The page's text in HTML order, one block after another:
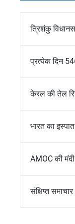
त्रिशंकु
प्रत्येक दिन
केरल की तेल
भारत का
AMOC की
संक्षिप्त